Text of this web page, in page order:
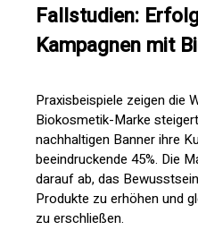
Fallstudien:
Kampagnen mit
Praxisbeispiele zeigen die
Biokosmetik-Marke
nachhaltigen Banner ihre
beeindruckende 45%. Die
darauf ab, das
Produkte zu erhöhen und
zu erschließen.